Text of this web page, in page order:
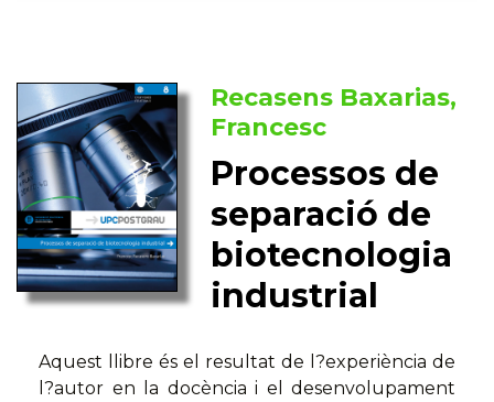
Recasens Baxarias,
Francesc
Processos de
separació de
biotecnologia
industrial
Aquest llibre és el resultat de l?experiència de
l?autor en la docència i el desenvolupament